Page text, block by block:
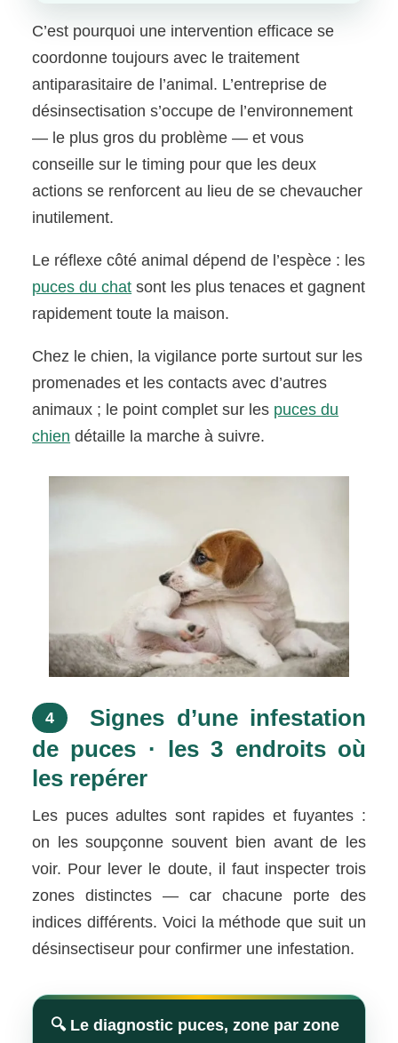
C’est pourquoi une intervention efficace se
coordonne toujours avec le traitement
antiparasitaire de l’animal. L’entreprise de
désinsectisation s’occupe de l’environnement
— le plus gros du problème — et vous
conseille sur le timing pour que les deux
actions se renforcent au lieu de se chevaucher
inutilement.
Le réflexe côté animal dépend de l’espèce : les
puces du chat sont les plus tenaces et gagnent
rapidement toute la maison.
Chez le chien, la vigilance porte surtout sur les
promenades et les contacts avec d’autres
animaux ; le point complet sur les puces du
chien détaille la marche à suivre.
4
Signes d’une infestation
de puces · les 3 endroits où
les repérer
Les puces adultes sont rapides et fuyantes :
on les soupçonne souvent bien avant de les
voir. Pour lever le doute, il faut inspecter trois
zones distinctes — car chacune porte des
indices différents. Voici la méthode que suit un
désinsectiseur pour confirmer une infestation.
🔍 Le diagnostic puces, zone par zone